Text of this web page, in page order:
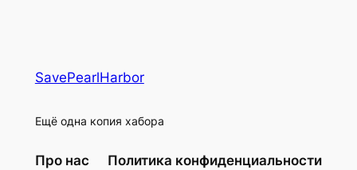
SavePearlHarbor
Ещё одна копия хабора
Про нас Политика конфиденциальности